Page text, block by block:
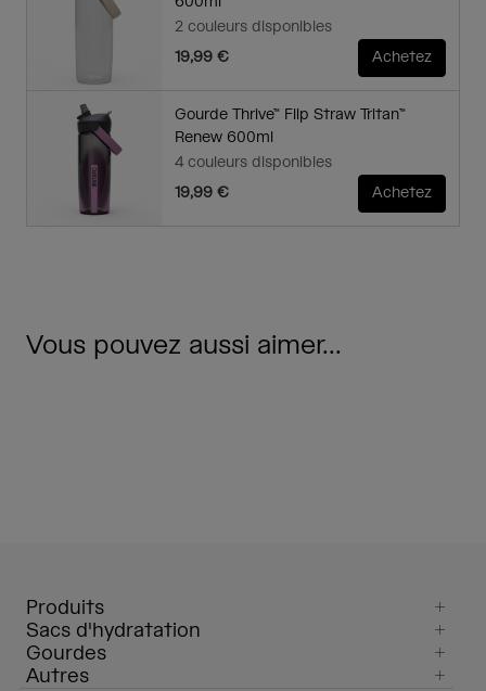
2 couleurs disponibles
19,99 €
Achetez
Gourde Thrive™ Flip Straw Tritan™
Renew 600ml
4 couleurs disponibles
19,99 €
Achetez
Vous pouvez aussi aimer...
Produits
Sacs d'hydratation
Gourdes
Autres